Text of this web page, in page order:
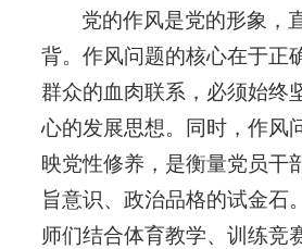
党的作风是党的形象，
背。作风问题的核心在于正
群众的血肉联系，必须始终
心的发展思想。同时，作风
映党性修养，是衡量党员干
旨意识、政治品格的试金石
师们结合体育教学、训练竞